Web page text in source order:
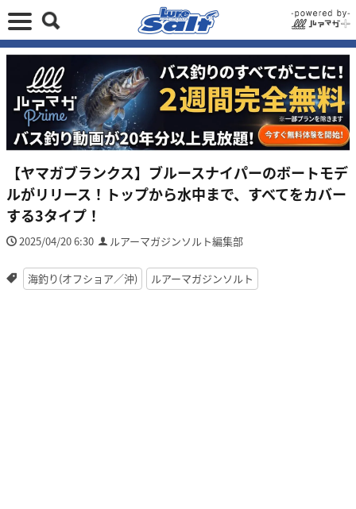
【ヤマガブランクス】ブルースナイパーのボートモデ
ルがリリース！トップから水中まで、すべてをカバー
する3タイプ！
2025/04/20 6:30 ルアーマガジンソルト編集部
海釣り(オフショア／沖) ルアーマガジンソルト